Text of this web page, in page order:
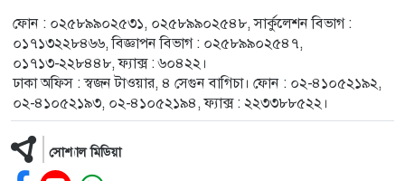
ফোন : ০২৫৮৯৯০২৫৩১, ০২৫৮৯৯০২৫৪৮, সার্কুলেশন বিভাগ :
০১৭১৩২২৮৪৬৬, বিজ্ঞাপন বিভাগ : ০২৫৮৯৯০২৫৪৭,
০১৭১৩-২২৮৪৪৮, ফ্যাক্স : ৬০৪২২।
ঢাকা অফিস : স্বজন টাওয়ার, ৪ সেগুন বাগিচা। ফোন : ০২-৪১০৫২১৯২,
০২-৪১০৫২১৯৩, ০২-৪১০৫২১৯৪, ফ্যাক্স : ২২৩৩৮৮৫২২।
সোশ্যাল মিডিয়া